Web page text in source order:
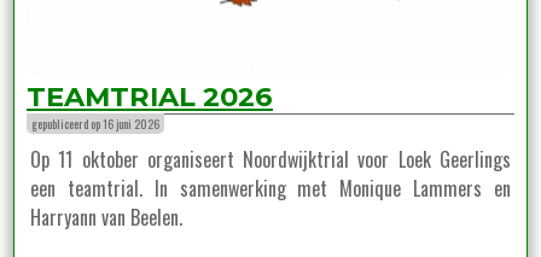
TEAMTRIAL 2026
gepubliceerd op 16 juni 2026
Op 11 oktober organiseert Noordwijktrial voor Loek Geerlings
een teamtrial. In samenwerking met Monique Lammers en
Harryann van Beelen.